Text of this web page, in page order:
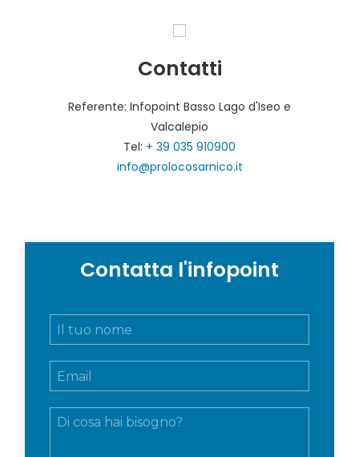
Contatti
Referente: Infopoint Basso Lago d'Iseo e
Valcalepio
Tel: + 39 035 910900
info@prolocosarnico.it
Contatta l'infopoint
N
E
m
M